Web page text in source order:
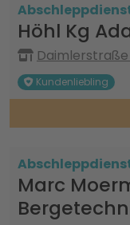
Höhl Kg
Kundenliebling
Marc